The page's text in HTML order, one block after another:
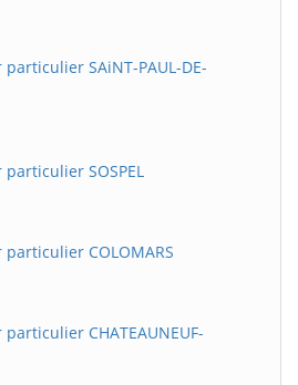
SAiNT-PAUL-DE-
SOSPEL
COLOMARS
CHATEAUNEUF-